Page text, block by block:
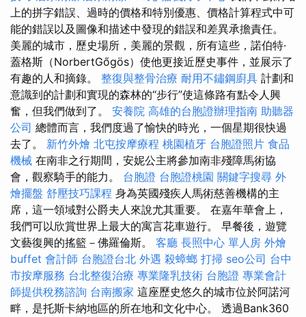
上的拼字錯誤、過時的價格和特別優惠、價格計算程式中可
能的錯誤以及圖像和描述中發現的錯誤和差異承擔責任。
美麗的城市，歷史場所，美麗的景觀，所有這些，諾伯特·
蓋格斯（NorbertGőgös）使他更接近歷史事件，並展示了
有趣的人和摘錄。 整復與整骨治療 耐用不鏽鋼廚具 計劃和
意識到的計劃和實現的森林的“步行”使這條路有點令人興
奮，但我們做到了。 安養院 高雄的台胞證辦理指南 助聽器
公司 總體而言，我們度過了愉快的時光，一個星期很快過
去了。 新竹外燴 北屯按摩療程 桃園植牙 台胞證照片 食品
機械 在南非之行期間，安妮公主將參加南非殘障馬術協
會，觀察騎手的能力。 台胞證 台胞證桃園 關鍵字搜尋 外
燴擺盤 舒壓技巧課程 身為英國殘疾人馬術慈善機構的主
席，這一領域對公爵夫人來說尤其重要。 在嘉年華會上，
我們可以欣賞世界上最大的寓言花車遊行。 早餐後，遊覽
文藝復興的搖籃－佛羅倫斯。 客廳 長照中心 單人房 外燴
buffet 會計師 台胞證台北 外遇 殺蟑螂 打掃 seo公司 台中
市按摩服務 台北整復治療 專業隆乳技術 台胞證 專業會計
師提供稅務諮詢 台南搬家 這座歷史悠久的城市位於阿諾河
畔，是托斯卡納地區的所在地和文化中心。 透過Bank360